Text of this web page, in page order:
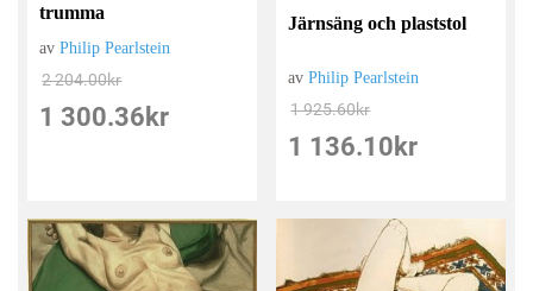
trumma
avPhilip Pearlstein
2 204.00kr
1 300.36 kr
Järnsäng och plaststol
avPhilip Pearlstein
1 925.60kr
1 136.10 kr